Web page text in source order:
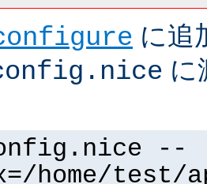
に追
に
--
home/test/